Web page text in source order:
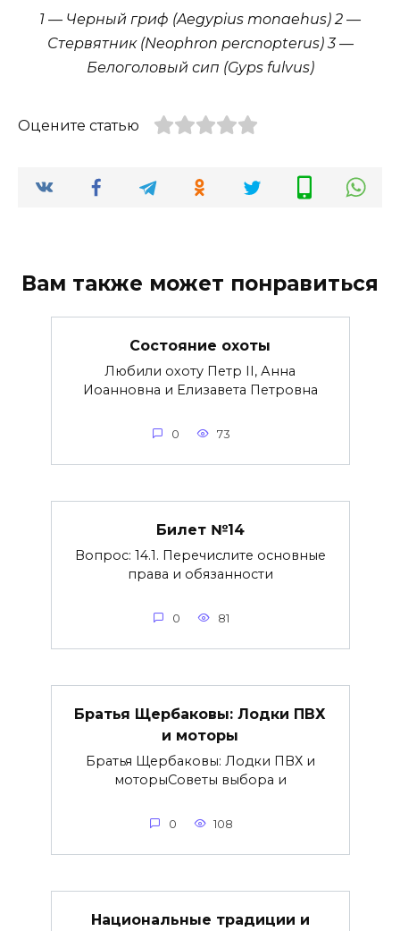
1 — Черный гриф (Aegypius monaehus) 2 —
Стервятник (Neophron percnopterus) 3 —
Белоголовый сип (Gyps fulvus)
Оцените статью
Вам также может понравиться
Состояние охоты
Любили охоту Петр II, Анна
Иоанновна и Елизавета Петровна
0 73
Билет №14
Вопрос: 14.1. Перечислите основные
права и обязанности
0 81
Братья Щербаковы: Лодки ПВХ
и моторы
Братья Щербаковы: Лодки ПВХ и
моторыCоветы выбора и
0 108
Национальные традиции и